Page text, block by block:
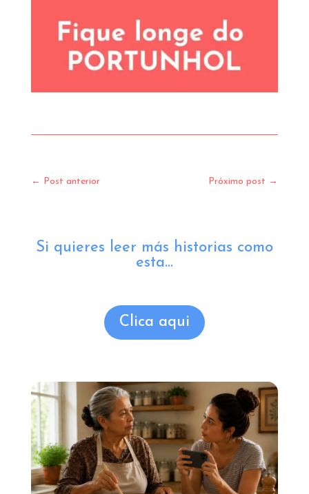
← Post anterior Próximo post →
Si quieres leer más historias como
esta...
Clica aqui